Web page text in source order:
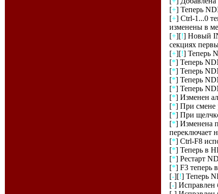
[+] Теперь
[+] Ctrl-1...0
изменены в
[+][!] Новый
секциях
[+][!] Теперь
[*] Теперь
[*] Теперь
[*] Теперь
[*] Теперь
[*] Изменен
[*] При смене
[*] При
[*] Изменена
переключает
[*] Ctrl-F8
[*] Теперь в
[*] Рестарт
[*] F3 теперь
[-][!] Теперь
[-] Исправлен